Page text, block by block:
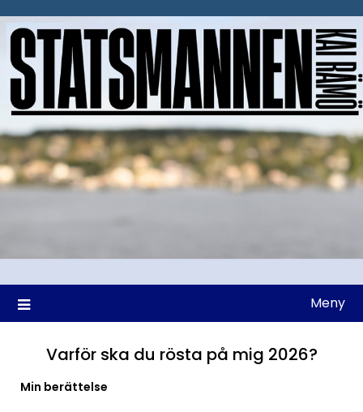
till
Meny
Varför ska du rösta på mig 2026?
Min berättelse